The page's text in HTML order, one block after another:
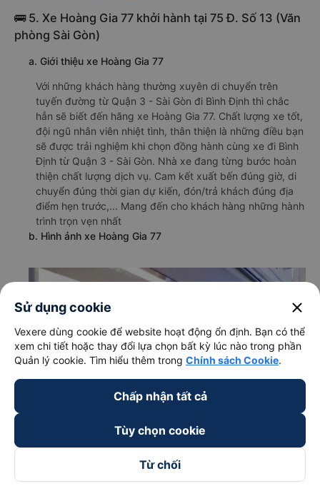
🚌 5. Xe Hoàng Gia 77 khởi hành tại 75 Đ. Số 13 (Văn
phòng Sài Gòn)
a. Giới thiệu xe Hoàng Gia 77
Với những khách hàng thường xuyên di chuyển trên
tuyến đường từ Quận 3 - Sài Gòn đi Bình Định thì chắc
hẳn sẽ biết đến hãng xe Hoàng Gia 77. Chất lượng xe tốt,
đội ngũ nhân viên nhiệt tình, thân thiện là những điều bạn
sẽ được trải nghiệm khi chọn đồng hành cùng xe đi Bình
Định từ Quận 3 - Sài Gòn. Nhà xe đang từng bước hoàn
thiện chất lượng dịch vụ. Cam kết xuất bến đúng giờ, di
chuyển đúng thời gian dự kiến, đón/trả khách đúng địa
điểm hẹn trước,... Mang đến cho khách hàng những hành
trình trọn vẹn nhất
b. Hình ảnh xe Hoàng Gia 77
Sử dụng cookie close
Vexere dùng cookie để website hoạt động ổn định. Bạn có thể
xem chi tiết hoặc thay đổi lựa chọn bất kỳ lúc nào trong phần
Quản lý cookie. Tìm hiểu thêm trong Chính sách Cookie.
Chấp nhận tất cả
Tùy chọn cookie
Từ chối